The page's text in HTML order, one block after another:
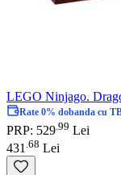
LEGO Ninjago.
Rate 0% dobanda cu
PRP: 529 99 Lei
431 68 Lei